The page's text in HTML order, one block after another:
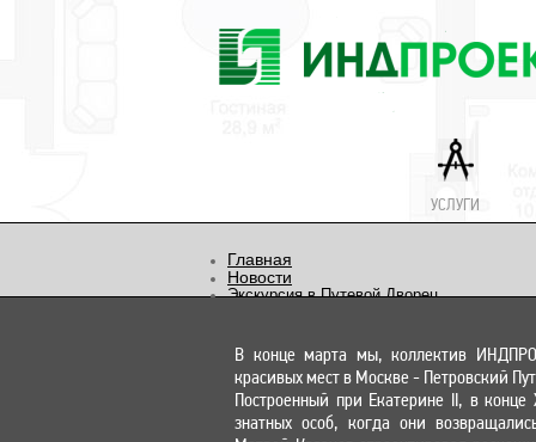
УСЛУГИ
Главная
Новости
Экскурсия в Путевой Дворец
В конце марта мы, коллектив
красивых мест в Москве - Петровский
Построенный при Екатерине II, в
знатных особ, когда они